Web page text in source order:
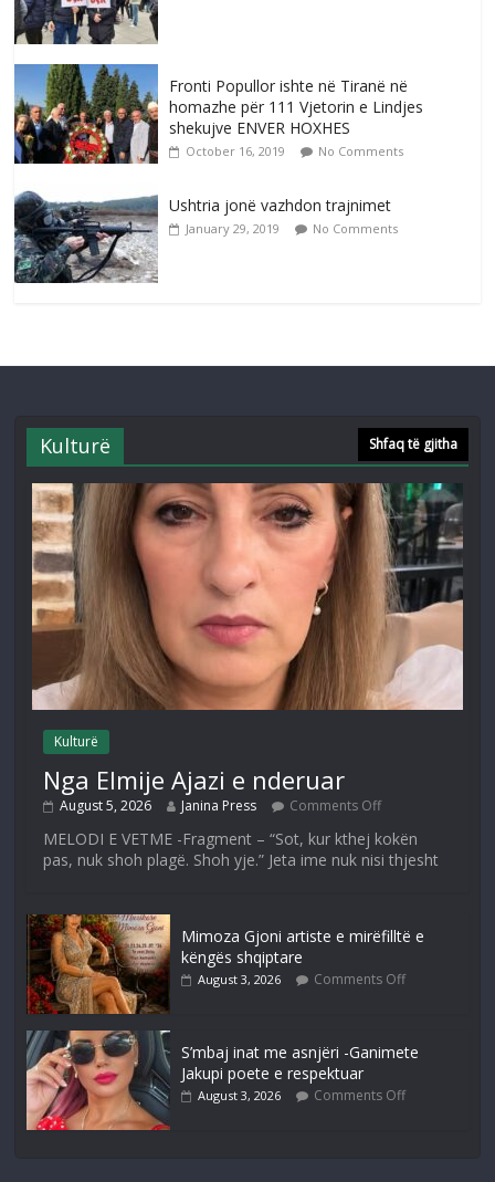
Fronti Popullor ishte në Tiranë në
homazhe për 111 Vjetorin e Lindjes
shekujve ENVER HOXHES
October 16, 2019 No Comments
Ushtria jonë vazhdon trajnimet
January 29, 2019 No Comments
Kulturë Shfaq të gjitha
Kulturë
Nga Elmije Ajazi e nderuar
August 5, 2026 Janina Press Comments Off
MELODI E VETME -Fragment – “Sot, kur kthej kokën
pas, nuk shoh plagë. Shoh yje.” Jeta ime nuk nisi thjesht
Mimoza Gjoni artiste e mirëfilltë e
këngës shqiptare
August 3, 2026 Comments Off
S’mbaj inat me asnjëri -Ganimete
Jakupi poete e respektuar
August 3, 2026 Comments Off